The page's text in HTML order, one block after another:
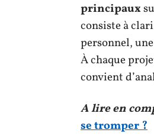
principaux
consiste à
personnel, une
À chaque
convient
A lire en
se tromper ?